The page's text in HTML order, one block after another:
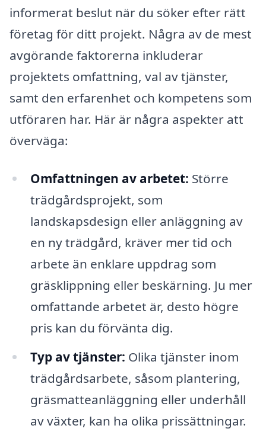
informerat beslut när du söker efter rätt
företag för ditt projekt. Några av de mest
avgörande faktorerna inkluderar
projektets omfattning, val av tjänster,
samt den erfarenhet och kompetens som
utföraren har. Här är några aspekter att
överväga:
Omfattningen av arbetet: Större
trädgårdsprojekt, som
landskapsdesign eller anläggning av
en ny trädgård, kräver mer tid och
arbete än enklare uppdrag som
gräsklippning eller beskärning. Ju mer
omfattande arbetet är, desto högre
pris kan du förvänta dig.
Typ av tjänster: Olika tjänster inom
trädgårdsarbete, såsom plantering,
gräsmatteanläggning eller underhåll
av växter, kan ha olika prissättningar.